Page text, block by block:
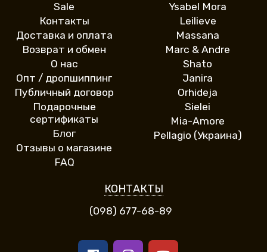
Sale
Контакты
Доставка и оплата
Возврат и обмен
О нас
Опт / дропшиппинг
Публичный договор
Подарочные
сертификаты
Блог
Отзывы о магазине
FAQ
Ysabel Mora
Leilieve
Massana
Marc & Andre
Shato
Janira
Orhideja
Sielei
Mia-Amore
Pellagio (Украина)
КОНТАКТЫ
(098) 677-68-89